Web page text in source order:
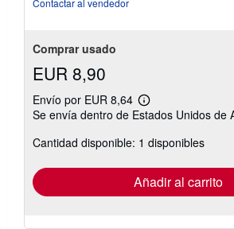
Contactar al vendedor
Comprar usado
EUR 8,90
Envío por EUR 8,64
Más
información
las
tarifas
envío
Se envía dentro de Estados Unidos de
Cantidad disponible: 1 disponibles
Añadir al carrito